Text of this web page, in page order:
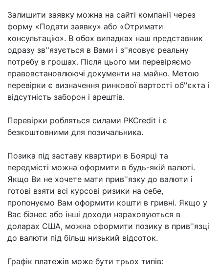
Залишити заявку можна на сайті компанії через
форму «Подати заявку» або «Отримати
консультацію». В обох випадках наш представник
одразу зв''язується в Вами і з''ясовує реальну
потребу в грошах. Після цього ми перевіряємо
правовстановлюючі документи на майно. Метою
перевірки є визначення ринкової вартості об''єкта і
відсутність заборон і арештів.
Перевірки робляться силами PKCredit і є
безкоштовними для позичальника.
Позика під заставу квартири в Боярці та
передмісті можна оформити в будь-якій валюті.
Якщо Ви не хочете мати прив''язку до валюти і
готові взяти всі курсові ризики на себе,
пропонуємо Вам оформити кошти в гривні. Якщо у
Вас бізнес або інші доходи нараховуються в
доларах США, можна оформити позику в прив''язці
до валюти під більш низький відсоток.
Графік платежів може бути трьох типів: